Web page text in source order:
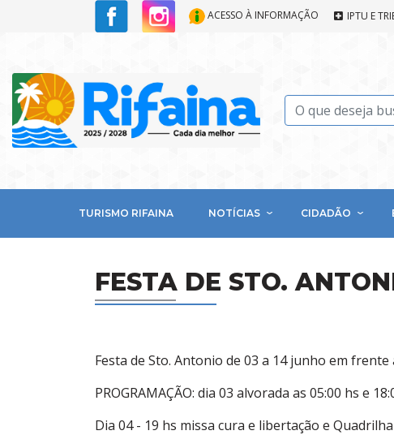
ACESSO À INFORMAÇÃO IPTU E
TURISMO RIFAINA NOTÍCIAS CIDADÃO
FESTA DE STO.
Festa de Sto. Antonio de 03 a 14 junho em
PROGRAMAÇÃO: dia 03 alvorada as 05:00 hs e
Dia 04 - 19 hs missa cura e libertação e